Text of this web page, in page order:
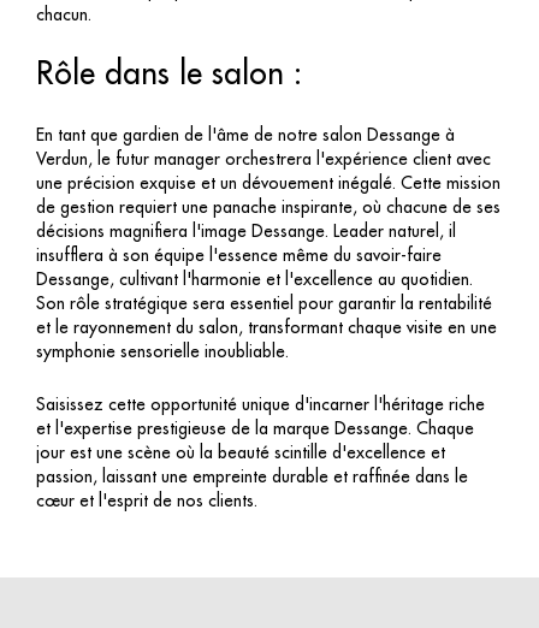
chacun.
Rôle dans le salon :
En tant que gardien de l'âme de notre salon Dessange à
Verdun, le futur manager orchestrera l'expérience client avec
une précision exquise et un dévouement inégalé. Cette mission
de gestion requiert une panache inspirante, où chacune de ses
décisions magnifiera l'image Dessange. Leader naturel, il
insufflera à son équipe l'essence même du savoir-faire
Dessange, cultivant l'harmonie et l'excellence au quotidien.
Son rôle stratégique sera essentiel pour garantir la rentabilité
et le rayonnement du salon, transformant chaque visite en une
symphonie sensorielle inoubliable.
Saisissez cette opportunité unique d'incarner l'héritage riche
et l'expertise prestigieuse de la marque Dessange. Chaque
jour est une scène où la beauté scintille d'excellence et
passion, laissant une empreinte durable et raffinée dans le
cœur et l'esprit de nos clients.